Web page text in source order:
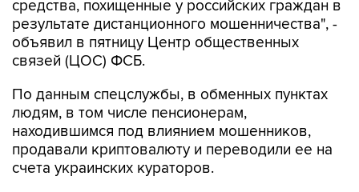
средства, похищенные у российских граждан в
результате дистанционного мошенничества", -
объявил в пятницу Центр общественных
связей (ЦОС) ФСБ.
По данным спецслужбы, в обменных пунктах
людям, в том числе пенсионерам,
находившимся под влиянием мошенников,
продавали криптовалюту и переводили ее на
счета украинских кураторов.